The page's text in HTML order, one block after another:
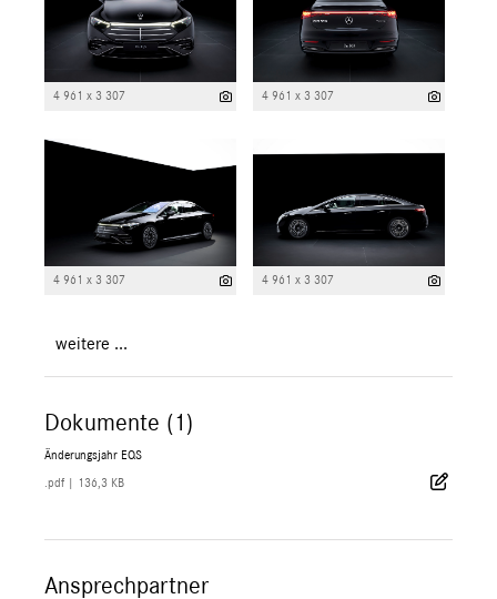
4 961 x 3 307 4 961 x 3 307
4 961 x 3 307 4 961 x 3 307
weitere ...
Dokumente (1)
Änderungsjahr EQS
.pdf 136,3 KB
Ansprechpartner